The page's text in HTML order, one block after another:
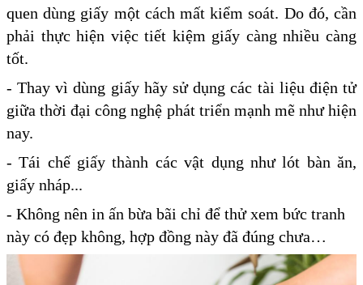
quen dùng giấy một cách mất kiểm soát. Do đó, cần
phải thực hiện việc tiết kiệm giấy càng nhiều càng
tốt.
- Thay vì dùng giấy hãy sử dụng các tài liệu điện tử
giữa thời đại công nghệ phát triển mạnh mẽ như hiện
nay.
- Tái chế giấy thành các vật dụng như lót bàn ăn,
giấy nháp...
- Không nên in ấn bừa bãi chỉ để thử xem bức tranh
này có đẹp không, hợp đồng này đã đúng chưa…